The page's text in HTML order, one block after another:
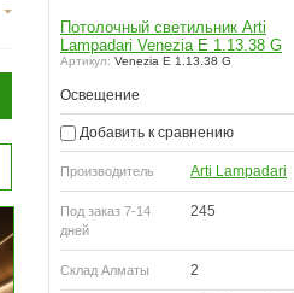
Потолочный светильник Arti
Lampadari Venezia E 1.13.38 G
Артикул: Venezia E 1.13.38 G
Освещение
Добавить к сравнению
Производитель Arti Lampadari
Под заказ 7-14
дней
245
Склад Алматы 2